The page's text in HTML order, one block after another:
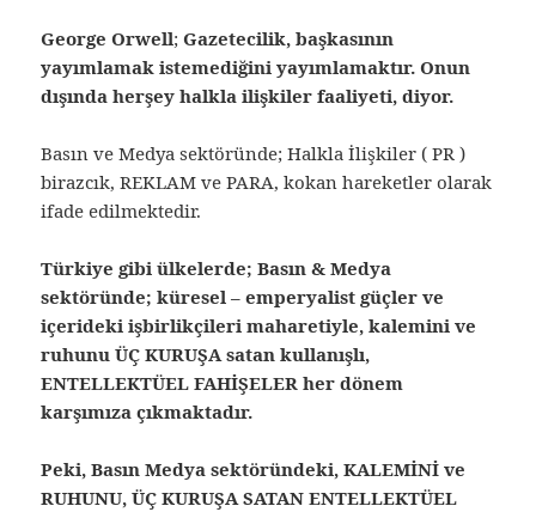
George Orwell;Gazetecilik, başkasının
yayımlamak istemediğini yayımlamaktır. Onun
dışında herşey halkla ilişkiler faaliyeti, diyor.
Basın ve Medya sektöründe; Halkla İlişkiler ( PR )
birazcık, REKLAM ve PARA, kokan hareketler olarak
ifade edilmektedir.
Türkiye gibi ülkelerde; Basın & Medya
sektöründe; küresel – emperyalist güçler ve
içerideki işbirlikçileri maharetiyle, kalemini ve
ruhunu ÜÇ KURUŞA satan kullanışlı,
ENTELLEKTÜEL FAHİŞELER her dönem
karşımıza çıkmaktadır.
Peki, Basın Medya sektöründeki, KALEMİNİ ve
RUHUNU, ÜÇ KURUŞA SATAN ENTELLEKTÜEL